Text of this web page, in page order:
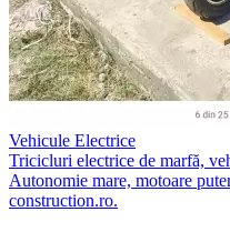
Vehicule Electrice
Tricicluri electrice de marfă,
Autonomie mare, motoare
construction.ro.